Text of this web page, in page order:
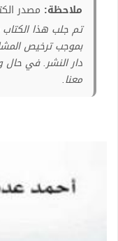
ملاحظة: مصدر
بموجب ترخيص
دار النشر. في حال
معنا.